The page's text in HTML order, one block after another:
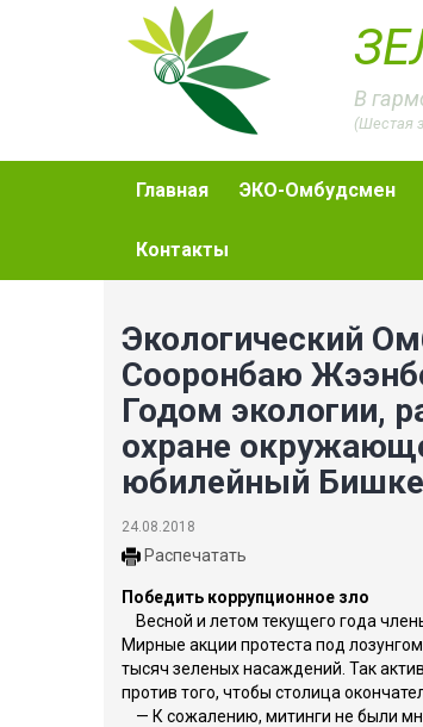
В
(Шестая
Главная ЭКО-Омбудсмен
Контакты
Экологический
Сооронбаю
Годом экологии,
охране
юбилейный
24.08.2018
Распечатать
Победить коррупционное зло
Весной и летом текущего года
Мирные акции протеста под
тысяч зеленых насаждений. Так
против того, чтобы столица
— К сожалению, митинги не были